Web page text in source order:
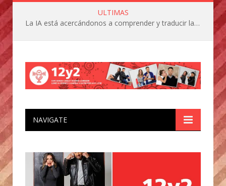
ULTIMAS
La IA está acercándonos a comprender y traducir las vocalizaciones y comportamientos de nuestras mascotas
NAVIGATE